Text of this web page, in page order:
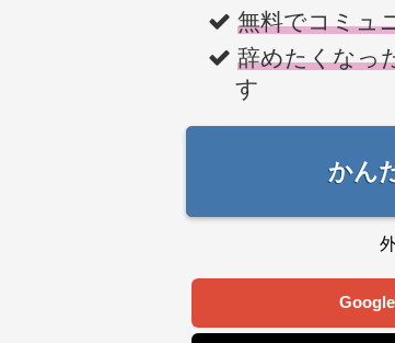
無料でコミュ
辞めたくなっ
す
かん